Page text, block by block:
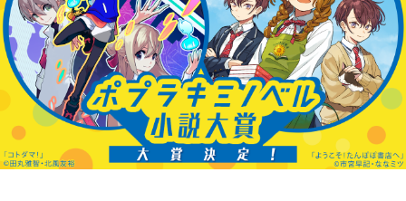
読みたい本が
見つかる
本を飛び出して
みんなとおしゃべり
できる掲示板